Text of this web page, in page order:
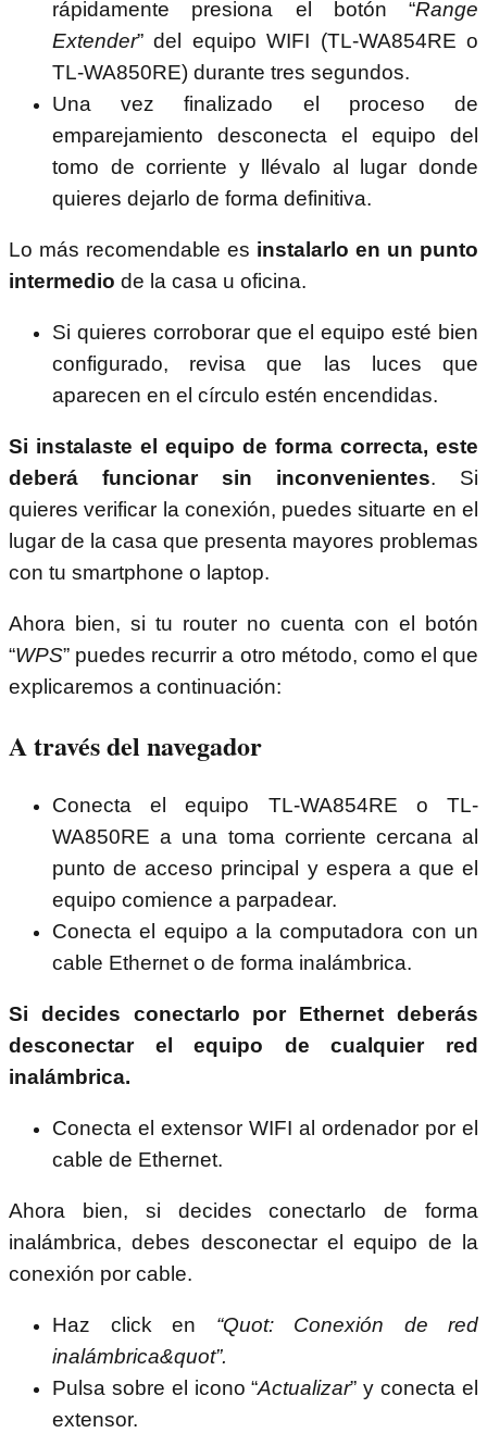
rápidamente presiona el botón “Range
Extender” del equipo WIFI (TL-WA854RE o
TL-WA850RE) durante tres segundos.
Una vez finalizado el proceso de
emparejamiento desconecta el equipo del
tomo de corriente y llévalo al lugar donde
quieres dejarlo de forma definitiva.
Lo más recomendable es instalarlo en un punto
intermedio de la casa u oficina.
Si quieres corroborar que el equipo esté bien
configurado, revisa que las luces que
aparecen en el círculo estén encendidas.
Si instalaste el equipo de forma correcta, este
deberá funcionar sin inconvenientes. Si
quieres verificar la conexión, puedes situarte en el
lugar de la casa que presenta mayores problemas
con tu smartphone o laptop.
Ahora bien, si tu router no cuenta con el botón
“WPS” puedes recurrir a otro método, como el que
explicaremos a continuación:
A través del navegador
Conecta el equipo TL-WA854RE o TL-
WA850RE a una toma corriente cercana al
punto de acceso principal y espera a que el
equipo comience a parpadear.
Conecta el equipo a la computadora con un
cable Ethernet o de forma inalámbrica.
Si decides conectarlo por Ethernet deberás
desconectar el equipo de cualquier red
inalámbrica.
Conecta el extensor WIFI al ordenador por el
cable de Ethernet.
Ahora bien, si decides conectarlo de forma
inalámbrica, debes desconectar el equipo de la
conexión por cable.
Haz click en “Quot: Conexión de red
inalámbrica&quot”.
Pulsa sobre el icono “Actualizar” y conecta el
extensor.